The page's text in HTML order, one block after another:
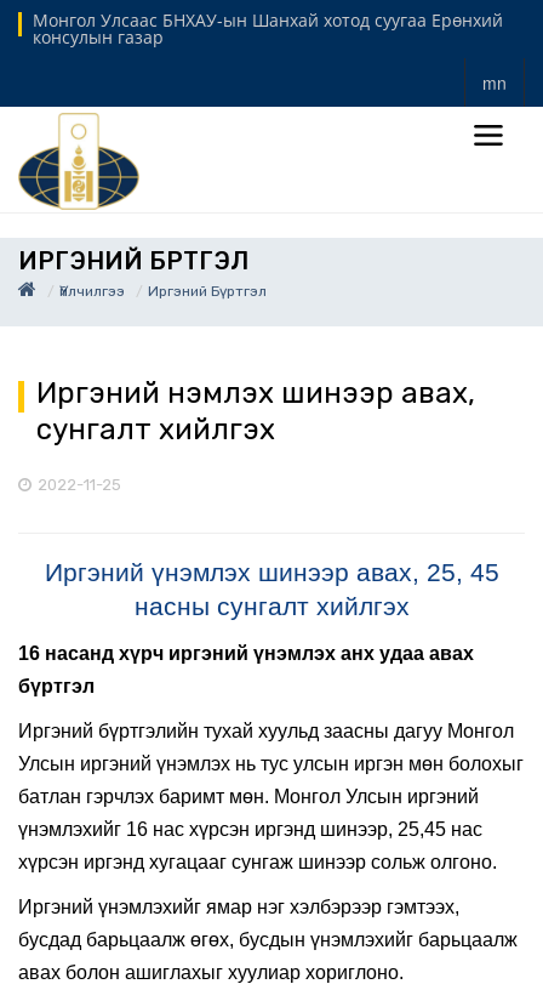
Монгол Улсаас БНХАУ-ын Шанхай хотод суугаа Ерөнхий
консулын газар
mn
ИРГЭНИЙ БҮРТГЭЛ
Үйлчилгээ Иргэний Бүртгэл
Иргэний үнэмлэх шинээр авах,
сунгалт хийлгэх
2022-11-25
Иргэний үнэмлэх шинээр авах, 25, 45
насны сунгалт хийлгэх
16 насанд хүрч иргэний үнэмлэх анх удаа авах
бүртгэл
Иргэний бүртгэлийн тухай хуульд заасны дагуу Монгол
Улсын иргэний үнэмлэх нь тус улсын иргэн мөн болохыг
батлан гэрчлэх баримт мөн. Монгол Улсын иргэний
үнэмлэхийг 16 нас хүрсэн иргэнд шинээр, 25,45 нас
хүрсэн иргэнд хугацааг сунгаж шинээр сольж олгоно.
Иргэний үнэмлэхийг ямар нэг хэлбэрээр гэмтээх,
бусдад барьцаалж өгөх, бусдын үнэмлэхийг барьцаалж
авах болон ашиглахыг хуулиар хориглоно.